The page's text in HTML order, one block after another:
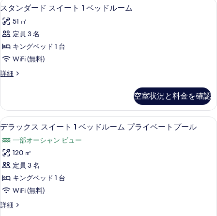
な
客
室
の
り
込
件
ス
タ
ン
ダ
ー
ド
ス
ー
ト
1
ベ
ッ
ド
ル
ー
ム
16
スタンダード スイート 1 ベッドルーム
51 ㎡
定員 3 名
キングベッド 1 台
WiFi (無料)
詳細
ス
ー
ド
ス
ー
ト
ベ
ッ
ド
ル
ー
空室状況と料金を確認
デ
ラ
ッ
ク
ス
ス
イ
ー
デラックス スイート 1 ベッドルーム
17
デラックス スイート 1 ベッドルーム プライベートプール
一部オーシャン ビュー
120 ㎡
定員 3 名
キングベッド 1 台
WiFi (無料)
詳細
デ